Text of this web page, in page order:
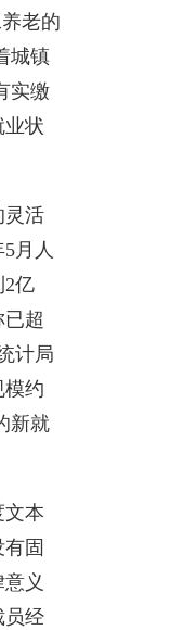
老的
城镇
实缴
业状
灵活
月人
2亿
已超
计局
模约
新就
文本
固
义
员经